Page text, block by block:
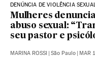
DENÚNCIA DE VIOLÊNCIA
Mulheres
abuso sexual:
seu pastor e
MARINA ROSSI | São Paulo | MAR